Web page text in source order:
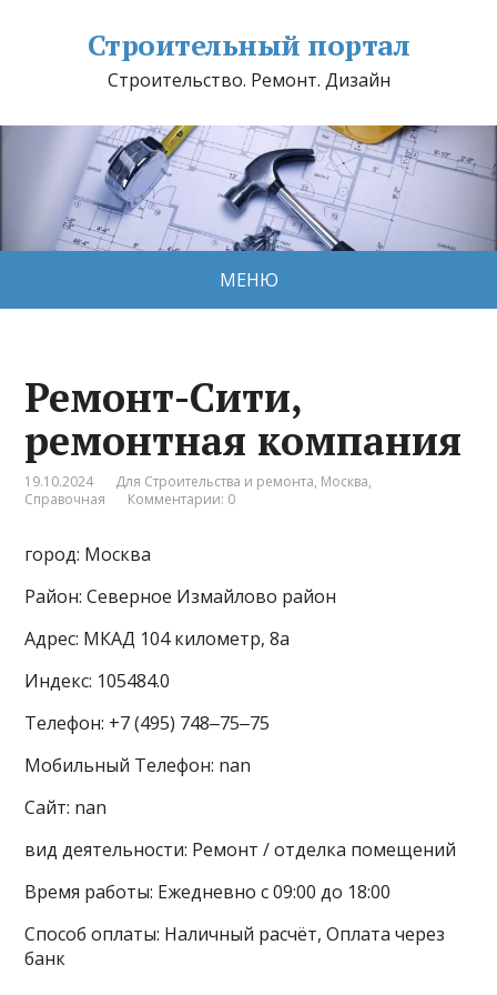
Строительный портал
Строительство. Ремонт. Дизайн
МЕНЮ
Ремонт-Сити,
ремонтная компания
19.10.2024 Для Строительства и ремонта, Москва,
Справочная
Комментарии: 0
город: Москва
Район: Северное Измайлово район
Адрес: МКАД 104 километр, 8а
Индекс: 105484.0
Телефон: +7 (495) 748‒75‒75
Мобильный Телефон: nan
Сайт: nan
вид деятельности: Ремонт / отделка помещений
Время работы: Ежедневно с 09:00 до 18:00
Способ оплаты: Наличный расчёт, Оплата через
банк